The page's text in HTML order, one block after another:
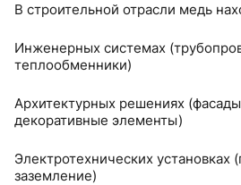
В строительной отрасли медь
Инженерных системах
теплообменники)
Архитектурных решениях
декоративные элементы)
Электротехнических установках
заземление)